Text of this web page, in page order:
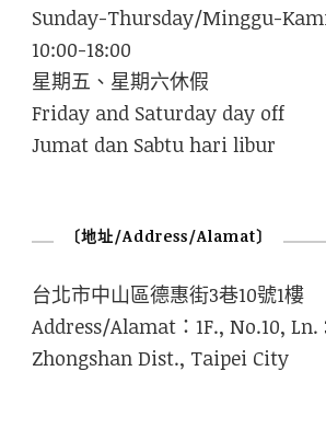
Sunday-Thursday/Minggu-
10:00-18:00
星期五、星期六休假
Friday and Saturday day off
Jumat dan Sabtu hari libur
〔地址/Address/Alamat〕
台北市中山區德惠街3巷10號1樓
Address/Alamat：1F., No.10, Ln.
Zhongshan Dist., Taipei City